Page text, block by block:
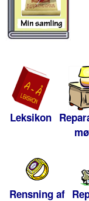
Leksikon
Rensning af